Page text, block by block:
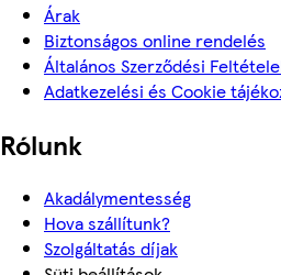
Árak
Biztonságos online rendelés
Általános Szerződési
Adatkezelési és Cookie
Rólunk
Akadálymentesség
Hova szállítunk?
Szolgáltatás díjak